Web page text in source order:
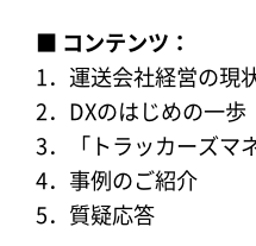
■ コンテンツ：
1．運送会社経営の現
2．DXのはじめの一歩
3．「トラッカーズマ
4．事例のご紹介
5．質疑応答